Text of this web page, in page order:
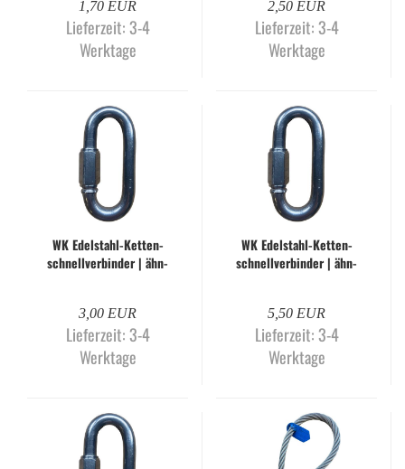
1,70 EUR
Lieferzeit:3-4
Werktage
2,50 EUR
Lieferzeit:3-4
Werktage
WK Edelstahl-​​Ket­ten­
schnell­ver­bin­der | ähn­
3,00 EUR
Lieferzeit:3-4
Werktage
WK Edelstahl-​​Ket­ten­
schnell­ver­bin­der | ähn­
5,50 EUR
Lieferzeit:3-4
Werktage